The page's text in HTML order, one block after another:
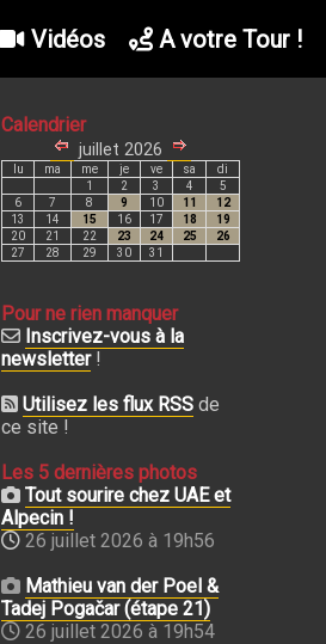
Vidéos A votre Tour !
Calendrier
Pour ne rien manquer
Inscrivez-vous à la
newsletter!
Utilisez les flux RSS de
ce site !
Les 5 dernières photos
Tout sourire chez UAE et
Alpecin !
26 juillet 2026 à 19h56
Mathieu van der Poel &
Tadej Pogačar (étape 21)
26 juillet 2026 à 19h54